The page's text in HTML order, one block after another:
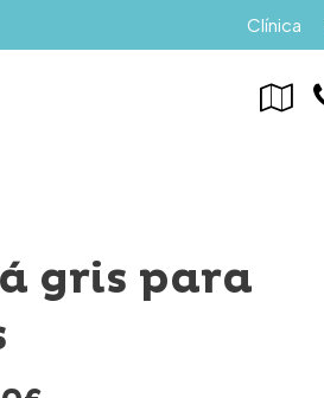
Clínica
gris para